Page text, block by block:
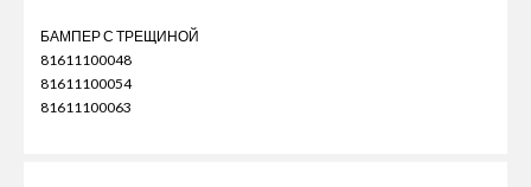
БАМПЕР С ТРЕЩИНОЙ
81611100048
81611100054
81611100063